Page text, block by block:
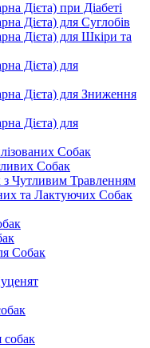
Дієта) при Діабеті
Дієта) для Суглобів
Дієта) для Шкіри та
Дієта) для
Дієта) для Зниження
Дієта) для
Собак
Собак
Чутливим Травленням
та Лактуючих Собак
Собак
собак